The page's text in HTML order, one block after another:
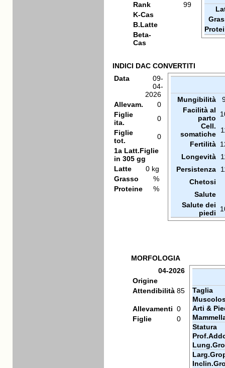
Rank
99
K-Cas
B.Latte
Beta-
Cas
INDICI DAC CONVERTITI
Data
09-
04-
2026
Allevam.
0
Figlie
ita.
0
Figlie
tot.
0
1a Latt.Figlie
in 305 gg
Latte
0 kg
Grasso
%
Proteine
%
Mungibilità
Facilità al
parto
Cell.
somatiche
Fertilità
Longevità
Persistenza
Chetosi
Salute
Salute dei
piedi
MORFOLOGIA
04-2026
Origine
Attendibilità 85
Allevamenti 0
Figlie
0
Taglia
Arti &
Statura